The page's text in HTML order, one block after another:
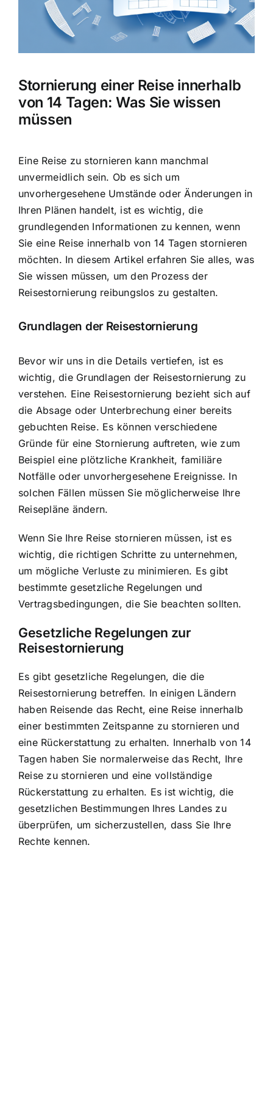
Hausratversicherung
Berufsunfähigkeitsversicherung
Weitere Tarifvergleiche
Hilfe und Kontakt
Stornierung einer Reise innerhalb
von 14 Tagen: Was Sie wissen
müssen
Eine Reise zu stornieren kann manchmal
unvermeidlich sein. Ob es sich um
unvorhergesehene Umstände oder Änderungen in
Ihren Plänen handelt, ist es wichtig, die
grundlegenden Informationen zu kennen, wenn
Sie eine Reise innerhalb von 14 Tagen stornieren
möchten. In diesem Artikel erfahren Sie alles, was
Sie wissen müssen, um den Prozess der
Reisestornierung reibungslos zu gestalten.
Grundlagen der Reisestornierung
Bevor wir uns in die Details vertiefen, ist es
wichtig, die Grundlagen der Reisestornierung zu
verstehen. Eine Reisestornierung bezieht sich auf
die Absage oder Unterbrechung einer bereits
gebuchten Reise. Es können verschiedene
Gründe für eine Stornierung auftreten, wie zum
Beispiel eine plötzliche Krankheit, familiäre
Notfälle oder unvorhergesehene Ereignisse. In
solchen Fällen müssen Sie möglicherweise Ihre
Reisepläne ändern.
Wenn Sie Ihre Reise stornieren müssen, ist es
wichtig, die richtigen Schritte zu unternehmen,
um mögliche Verluste zu minimieren. Es gibt
bestimmte gesetzliche Regelungen und
Vertragsbedingungen, die Sie beachten sollten.
Gesetzliche Regelungen zur
Reisestornierung
Es gibt gesetzliche Regelungen, die die
Reisestornierung betreffen. In einigen Ländern
haben Reisende das Recht, eine Reise innerhalb
einer bestimmten Zeitspanne zu stornieren und
eine Rückerstattung zu erhalten. Innerhalb von 14
Tagen haben Sie normalerweise das Recht, Ihre
Reise zu stornieren und eine vollständige
Rückerstattung zu erhalten. Es ist wichtig, die
gesetzlichen Bestimmungen Ihres Landes zu
überprüfen, um sicherzustellen, dass Sie Ihre
Rechte kennen.